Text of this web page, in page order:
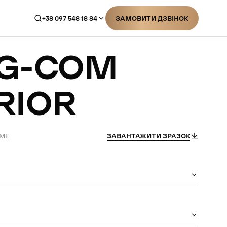
+38 097 548 18 84 ЗАМОВИТИ ДЗВІНОК
COM
ЗАВАНТАЖИТИ ЗРАЗОК